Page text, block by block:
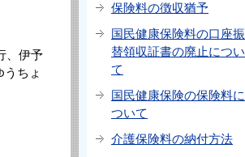
、伊予
ちょ
保険料の徴収猶予
国民健康保険料の口座振
替領収証書の廃止につい
て
国民健康保険の保険料に
ついて
介護保険料の納付方法